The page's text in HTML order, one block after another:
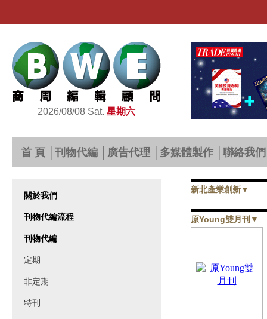
2026/08/08 Sat. 星期六
首 頁 刊物代編 廣告代理 多媒體製作 聯絡我們
關於我們
刊物代編流程
刊物代編
定期
非定期
特刊
新北產業創新▼
原Young雙月刊 ▼